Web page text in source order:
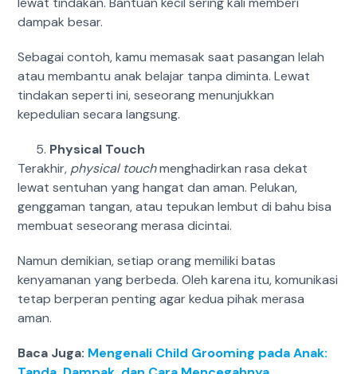
dampak besar.
Sebagai contoh, kamu memasak saat pasangan lelah
atau membantu anak belajar tanpa diminta. Lewat
tindakan seperti ini, seseorang menunjukkan
kepedulian secara langsung.
Physical Touch
Terakhir, physical touchmenghadirkan rasa dekat
lewat sentuhan yang hangat dan aman. Pelukan,
genggaman tangan, atau tepukan lembut di bahu bisa
membuat seseorang merasa dicintai.
Namun demikian, setiap orang memiliki batas
kenyamanan yang berbeda. Oleh karena itu, komunikasi
tetap berperan penting agar kedua pihak merasa
aman.
Baca Juga: Mengenali Child Grooming pada Anak: